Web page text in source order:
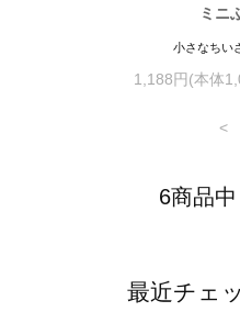
ミニ
小さなちい
1,188円(本体
<
6商品
最近チェ